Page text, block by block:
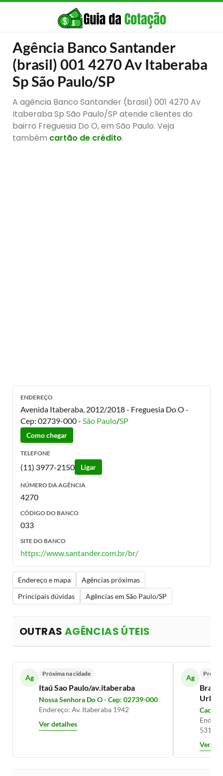
Agência Banco Santander
(brasil) 001 4270 Av Itaberaba
Sp São Paulo/SP
A agência Banco Santander (brasil) 001 4270 Av
Itaberaba Sp São Paulo/SP atende clientes do
bairro Freguesia Do O, em São Paulo. Veja
também cartão de crédito.
ENDEREÇO
Avenida Itaberaba, 2012/2018 - Freguesia Do O -
Cep: 02739-000- São Paulo/SP
Como chegar
TELEFONE
(11) 3977-2150 Ligar
NÚMERO DA AGÊNCIA
4270
CÓDIGO DO BANCO
033
SITE DO BANCO
https://www.santander.com.br/br/
Endereço e mapa
Agências próximas
Principais dúvidas
Agências em São Paulo/SP
OUTRAS AGÊNCIAS ÚTEIS
Ag Próxima na cidade
Itaú Sao Paulo/av.itaberaba
Nossa Senhora Do O - Cep: 02739-000
Endereço: Av. Itaberaba 1942
Ver detalhes
Ag
Urb
5317
Ver